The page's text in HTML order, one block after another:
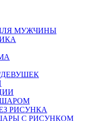
МУЖЧИНЫ
ШАРОМ
РИСУНКА
С РИСУНКОМ